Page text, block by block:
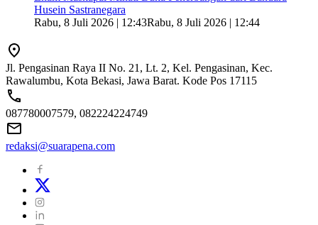
Husein Sastranegara
Rabu, 8 Juli 2026 | 12:43Rabu, 8 Juli 2026 | 12:44
Jl. Pengasinan Raya II No. 21, Lt. 2, Kel. Pengasinan, Kec.
Rawalumbu, Kota Bekasi, Jawa Barat. Kode Pos 17115
087780007579, 082224224749
redaksi@suarapena.com